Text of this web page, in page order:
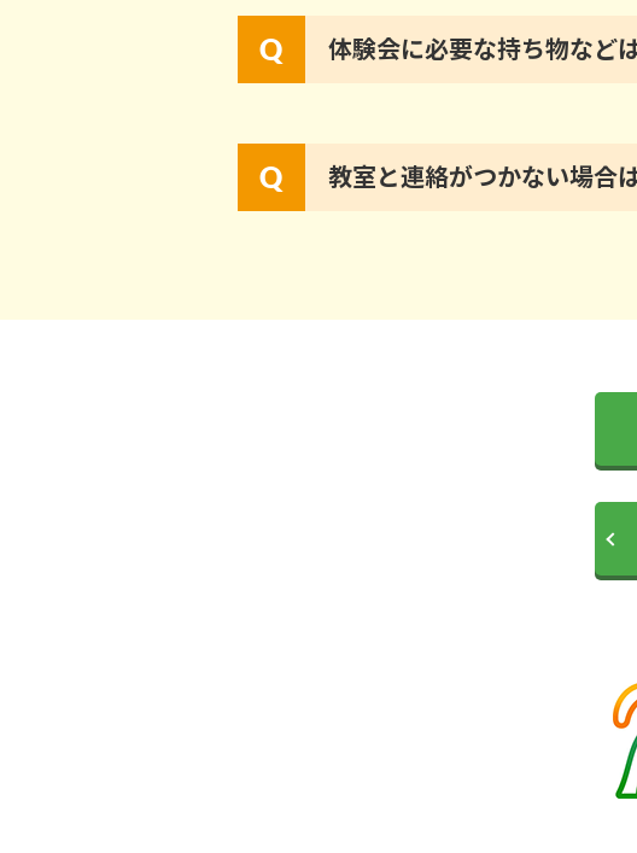
体験会に必要な持ち物など
教室と連絡がつかない場合